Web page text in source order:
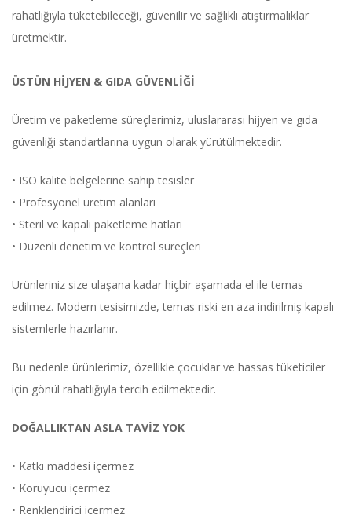
rahatlığıyla tüketebileceği, güvenilir ve sağlıklı atıştırmalıklar
üretmektir.
ÜSTÜN HİJYEN & GIDA GÜVENLİĞİ
Üretim ve paketleme süreçlerimiz, uluslararası hijyen ve gıda
güvenliği standartlarına uygun olarak yürütülmektedir.
• ISO kalite belgelerine sahip tesisler
• Profesyonel üretim alanları
• Steril ve kapalı paketleme hatları
• Düzenli denetim ve kontrol süreçleri
Ürünleriniz size ulaşana kadar hiçbir aşamada el ile temas
edilmez. Modern tesisimizde, temas riski en aza indirilmiş kapalı
sistemlerle hazırlanır.
Bu nedenle ürünlerimiz, özellikle çocuklar ve hassas tüketiciler
için gönül rahatlığıyla tercih edilmektedir.
DOĞALLIKTAN ASLA TAVİZ YOK
• Katkı maddesi içermez
• Koruyucu içermez
• Renklendirici içermez